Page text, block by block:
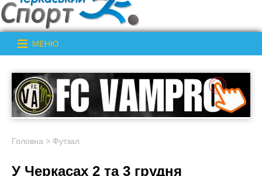
МЕНЮ
Головна > Футзал
У Черкасах 2 та 3 грудня